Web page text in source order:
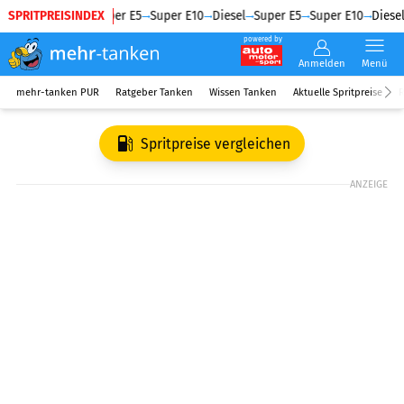
SPRITPREISINDEX
Diesel Super E5 Super E10 Diesel Super E5 Super E10 Diesel
powered by
Anmelden Menü
mehr-tanken PUR Ratgeber Tanken Wissen Tanken Aktuelle Spritpreise
Spritpreise vergleichen
ANZEIGE